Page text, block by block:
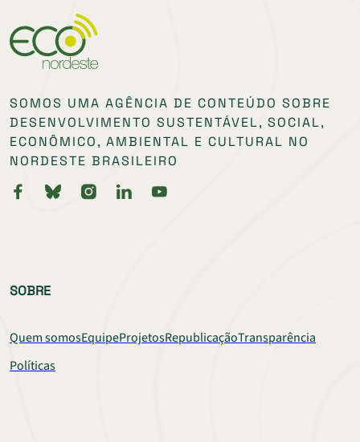
SOMOS UMA AGÊNCIA DE CONTEÚDO SOBRE
DESENVOLVIMENTO SUSTENTÁVEL, SOCIAL,
ECONÔMICO, AMBIENTAL E CULTURAL NO
NORDESTE BRASILEIRO
SOBRE
Quem somosEquipeProjetosRepublicaçãoTransparência
Políticas